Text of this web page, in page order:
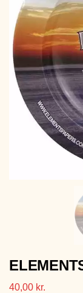
40,00 kr.